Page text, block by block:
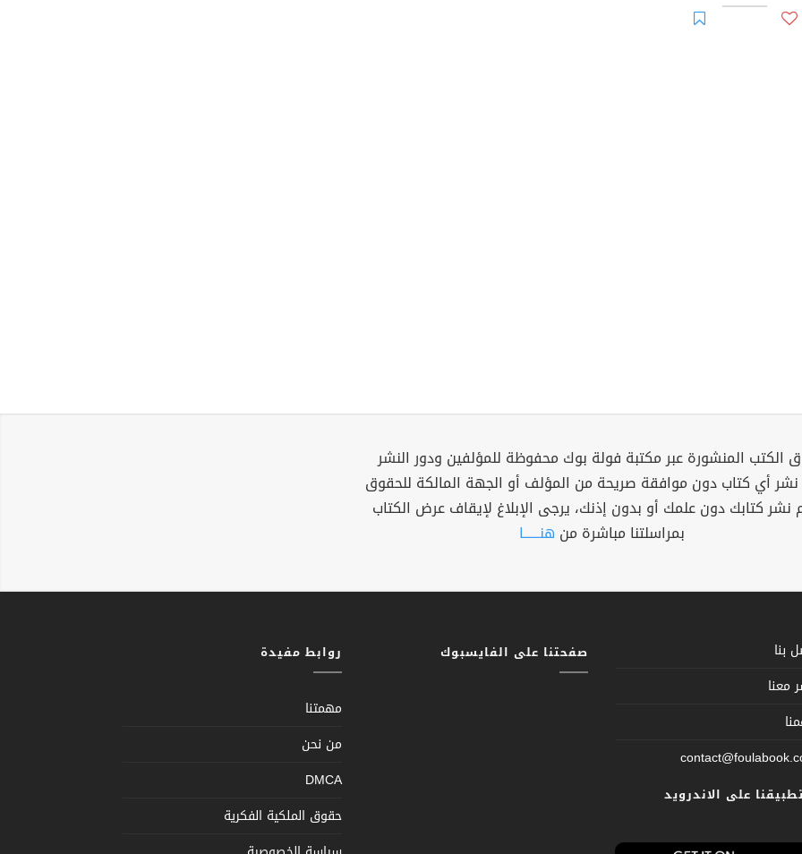
الكتب المنشورة عبر مكتبة فولة بوك محفوظة للمؤلفين ودور النشر
نشر أي كتاب دون موافقة صريحة من المؤلف أو الجهة المالكة للحقوق
نشر كتابك دون علمك أو بدون إذنك، يرجى الإبلاغ لإيقاف عرض الكتاب
بمراسلتنا مباشرة من هنــــــا
بنا
معنا
على الاندرويد
صفحتنا على الفايسبوك روابط مفيدة
مهمتنا
من نحن
DMCA
حقوق الملكية الفكرية